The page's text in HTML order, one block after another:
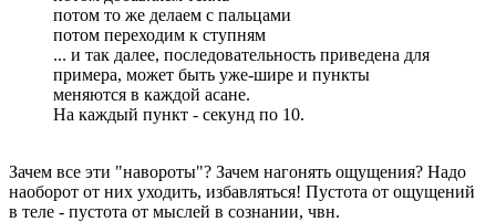
потом то же делаем с пальцами
потом переходим к ступням
... и так далее, последовательность приведена для
примера, может быть уже-шире и пункты
меняются в каждой асане.
На каждый пункт - секунд по 10.
Зачем все эти "навороты"? Зачем нагонять ощущения? Надо
наоборот от них уходить, избавляться! Пустота от ощущений
в теле - пустота от мыслей в сознании, чвн.